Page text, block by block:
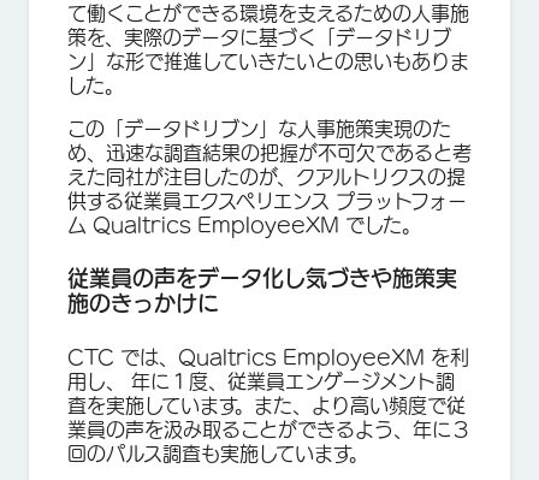
て働くことができる環境を支えるための人事施
策を、実際のデータに基づく「データドリブ
ン」な形で推進していきたいとの思いもありま
した。
この「データドリブン」な人事施策実現のた
め、迅速な調査結果の把握が不可欠であると考
えた同社が注目したのが、クアルトリクスの提
供する従業員エクスペリエンス プラットフォー
ム Qualtrics EmployeeXM でした。
従業員の声をデータ化し気づきや施策実
施のきっかけに
CTC では、Qualtrics EmployeeXM を利
用し、 年に１度、従業員エンゲージメント調
査を実施しています。また、より高い頻度で従
業員の声を汲み取ることができるよう、年に３
回のパルス調査も実施しています。